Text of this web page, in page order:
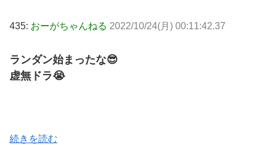
435: おーがちゃんねる 2022/10/24(月) 00:11:42.37
ランダン始まったな😎
虚無ドラ😭
続きを読む